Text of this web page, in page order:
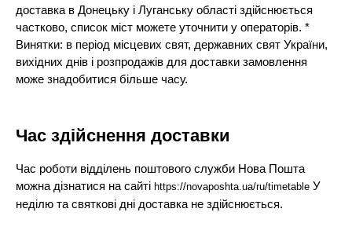
доставка в Донецьку і Луганську області здійснюється
частково, список міст можете уточнити у операторів. *
Винятки: в період місцевих свят, державних свят України,
вихідних днів і розпродажів для доставки замовлення
може знадобитися більше часу.
Час здійснення доставки
Час роботи відділень поштового служби Нова Пошта
можна дізнатися на сайтіhttps://novaposhta.ua/ru/timetable У
неділю та святкові дні доставка не здійснюється.